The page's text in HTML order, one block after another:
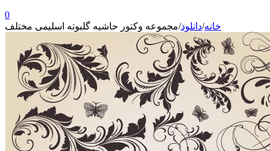
0
خانه/دانلود/مجموعه وکتور حاشیه گلبوته اسلیمی مختلف